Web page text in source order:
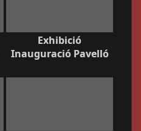
Exhibició
Inauguració Pavelló